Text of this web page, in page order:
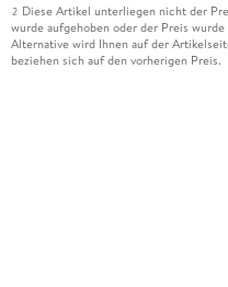
2 Diese Artikel unterliegen nicht der
wurde aufgehoben oder der Preis
Alternative wird Ihnen auf der
beziehen sich auf den vorherigen Preis.